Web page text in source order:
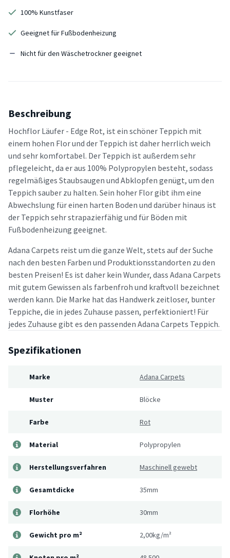
100% Kunstfaser
Geeignet für Fußbodenheizung
Nicht für den Wäschetrockner geeignet
Beschreibung
Hochflor Läufer - Edge Rot, ist ein schöner Teppich mit
einem hohen Flor und der Teppich ist daher herrlich weich
und sehr komfortabel. Der Teppich ist außerdem sehr
pflegeleicht, da er aus 100% Polypropylen besteht, sodass
regelmäßiges Staubsaugen und Abklopfen genügt, um den
Teppich sauber zu halten. Sein hoher Flor gibt ihm eine
Abwechslung für einen harten Boden und darüber hinaus ist
der Teppich sehr strapazierfähig und für Böden mit
Fußbodenheizung geeignet.
Adana Carpets reist um die ganze Welt, stets auf der Suche
nach den besten Farben und Produktionsstandorten zu den
besten Preisen! Es ist daher kein Wunder, dass Adana Carpets
mit gutem Gewissen als farbenfroh und kraftvoll bezeichnet
werden kann. Die Marke hat das Handwerk zeitloser, bunter
Teppiche, die in jedes Zuhause passen, perfektioniert! Für
jedes Zuhause gibt es den passenden Adana Carpets Teppich.
Spezifikationen
Marke Adana Carpets
Muster Blöcke
Farbe Rot
Material Polypropylen
Herstellungsverfahren Maschinell gewebt
Gesamtdicke 35mm
Florhöhe 30mm
Gewicht pro m² 2,00kg/m²